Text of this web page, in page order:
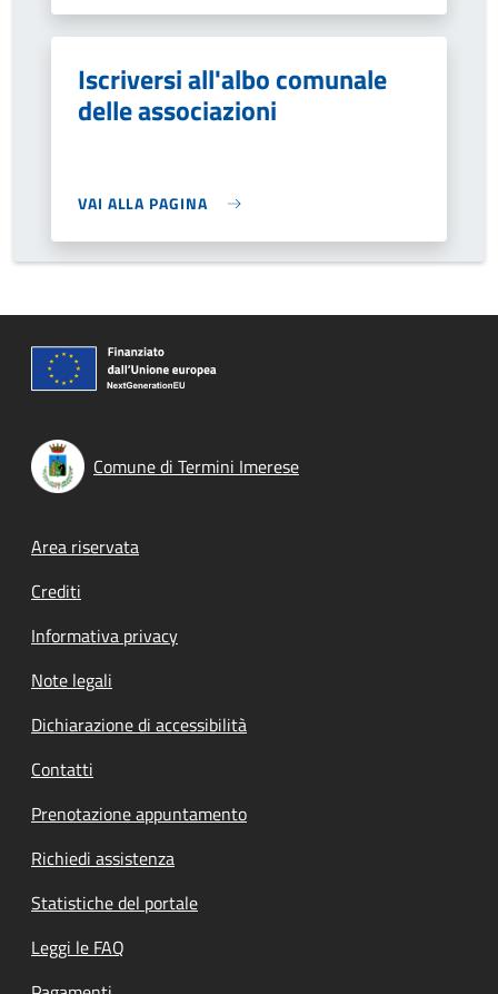
Iscriversi all'albo comunale
delle associazioni
VAI ALLA PAGINA
Comune di Termini Imerese
Footer menu
Area riservata
Crediti
Informativa privacy
Note legali
Dichiarazione di accessibilità
Contatti
Prenotazione appuntamento
Richiedi assistenza
Statistiche del portale
Leggi le FAQ